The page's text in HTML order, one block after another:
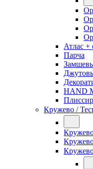
Атлас +
Парча
HAND
Кружево /